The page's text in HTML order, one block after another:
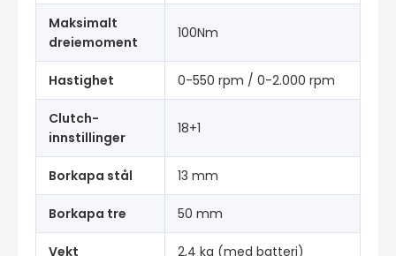
Maksimalt
dreiemoment
100Nm
Hastighet 0-550 rpm / 0-2.000 rpm
Clutch-
innstillinger
18+1
Borkapa stål 13 mm
Borkapa tre 50 mm
Vekt 2,4 kg (med batteri)